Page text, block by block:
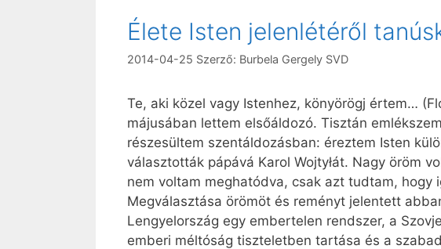
Élete Isten jelenlétéről
2014-04-25 Szerző: Burbela Gergely SVD
Te, aki közel vagy Istenhez, könyörögj értem…
májusában lettem elsőáldozó. Tisztán
részesültem szentáldozásban: éreztem Isten
választották pápává Karol Wojtyłát. Nagy öröm
nem voltam meghatódva, csak azt tudtam, hogy
Megválasztása örömöt és reményt jelentett
Lengyelország egy embertelen rendszer, a
emberi méltóság tiszteletben tartása és a